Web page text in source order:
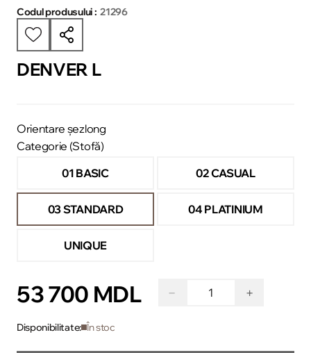
Codul produsului : 21296
DENVER L
Orientare șezlong
Categorie (Stofă)
01 BASIC
02 CASUAL
03 STANDARD 04 PLATINIUM
UNIQUE
53 700 MDL − +
Disponibilitate: În stoc